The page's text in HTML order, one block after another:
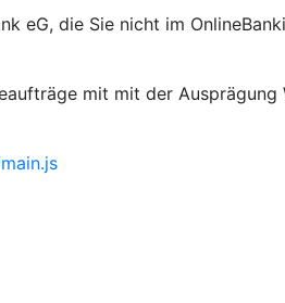
eG, die Sie nicht im
mit mit der